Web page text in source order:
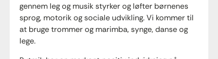
gennem leg og musik styrker og løfter børnenes
sprog, motorik og sociale udvikling. Vi kommer til
at bruge trommer og marimba, synge, danse og
lege.